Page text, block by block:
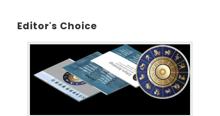
Editor's Choice